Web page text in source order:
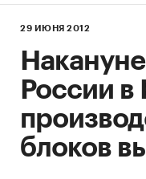
29 ИЮНЯ 2012
России
блоков